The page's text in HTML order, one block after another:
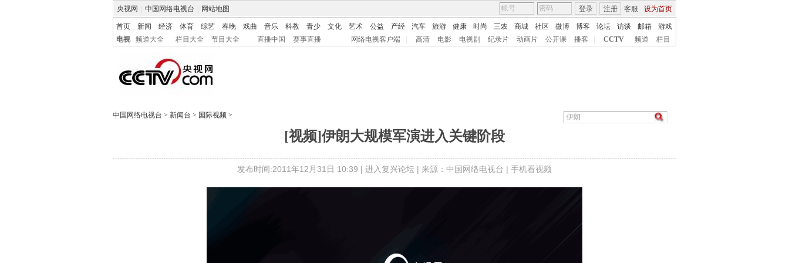
央视网 中国网络电视台 网站地图 客服 设为首页
登录 注册
首页 新闻 经济 体育 综艺 春晚 戏曲 音乐 科教 青少 文化 艺术 公益 产经 汽车 旅游 健康 时尚 三农 商城 社区 微博 博客 论坛 访谈 邮箱
游戏
电视
频道大全 栏目大全 节目大全 直播中国 赛事直播 网络电视客户端 高清 电影 电视剧 纪录片 动画片 公开课 播客 CCTV 频道 栏目
中国网络电视台 > 新闻台 > 国际视频 >
[视频]伊朗大规模军演进入关键阶段
发布时间:2011年12月31日 10:39 | 进入复兴论坛 | 来源：中国网络电视台 | 手机看视频